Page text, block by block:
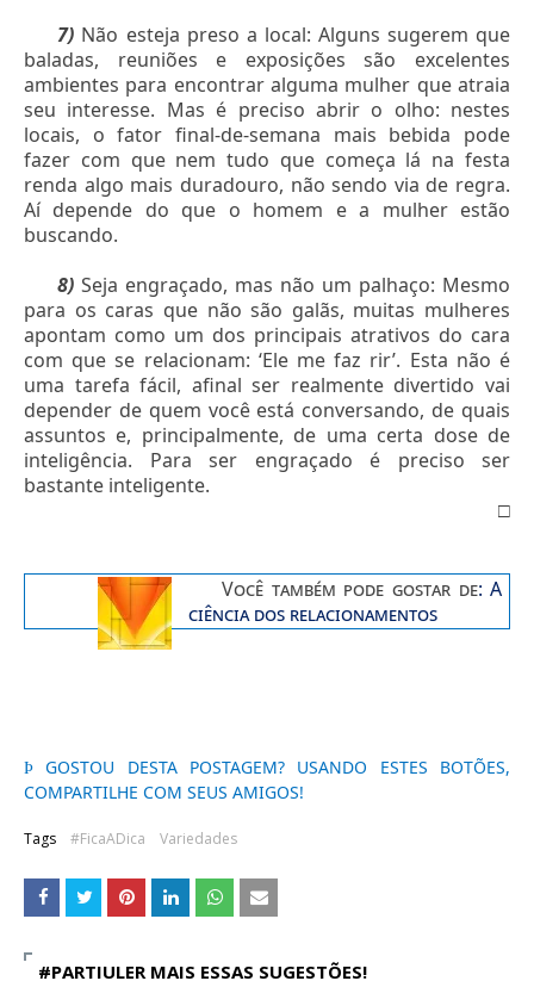
7) Não esteja preso a local: Alguns sugerem que
baladas, reuniões e exposições são excelentes
ambientes para encontrar alguma mulher que atraia
seu interesse. Mas é preciso abrir o olho: nestes
locais, o fator final-de-semana mais bebida pode
fazer com que nem tudo que começa lá na festa
renda algo mais duradouro, não sendo via de regra.
Aí depende do que o homem e a mulher estão
buscando.
8) Seja engraçado, mas não um palhaço: Mesmo
para os caras que não são galãs, muitas mulheres
apontam como um dos principais atrativos do cara
com que se relacionam: ‘Ele me faz rir’. Esta não é
uma tarefa fácil, afinal ser realmente divertido vai
depender de quem você está conversando, de quais
assuntos e, principalmente, de uma certa dose de
inteligência. Para ser engraçado é preciso ser
bastante inteligente.
□
Você também pode gostar de:A
ciência dos relacionamentos
Þ
GOSTOU DESTA POSTAGEM? USANDO ESTES BOTÕES,
COMPARTILHE COM SEUS AMIGOS!
Tags #FicaADica Variedades
#PARTIULER MAIS ESSAS SUGESTÕES!